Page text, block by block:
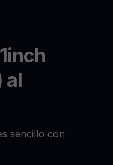
al
sencillo con